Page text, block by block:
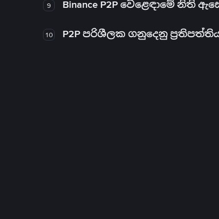
9 Binance P2P වෙළෙඳාමේ නිති
10 P2P පරිශීලක ගනුදෙනු